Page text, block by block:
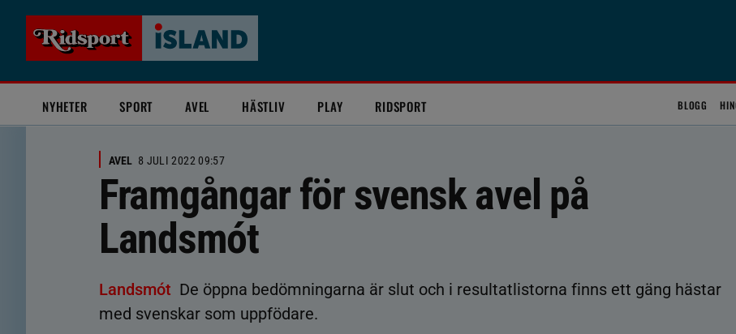
NYHETER SPORT AVEL HÄSTLIV PLAY RIDSPORT BLOGG
AVEL 8 JULI 2022 09:57
Framgångar för svensk avel på
Landsmót
Landsmót De öppna bedömningarna är slut och i resultatlistorna finns ett gäng hästar
med svenskar som uppfödare.